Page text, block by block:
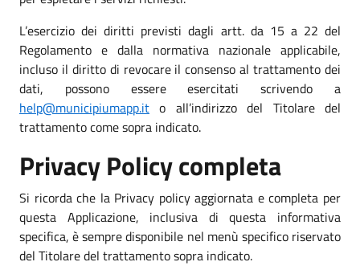
L’esercizio dei diritti previsti dagli artt. da 15 a 22 del
Regolamento e dalla normativa nazionale applicabile,
incluso il diritto di revocare il consenso al trattamento dei
dati, possono essere esercitati scrivendo a
help@municipiumapp.it o all’indirizzo del Titolare del
trattamento come sopra indicato.
Privacy Policy completa
Si ricorda che la Privacy policy aggiornata e completa per
questa Applicazione, inclusiva di questa informativa
specifica, è sempre disponibile nel menù specifico riservato
del Titolare del trattamento sopra indicato.